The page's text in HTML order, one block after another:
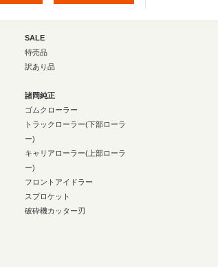
SALE
特売品
訳あり品
諸岡純正
ゴムクローラー
トラックローラー(下部ローラ
ー)
キャリアローラー(上部ローラ
ー)
フロントアイドラー
スプロケット
破砕機カッター刃